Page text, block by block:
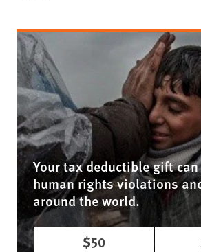
Your tax deductible gift
human rights violations
around the world.
$50